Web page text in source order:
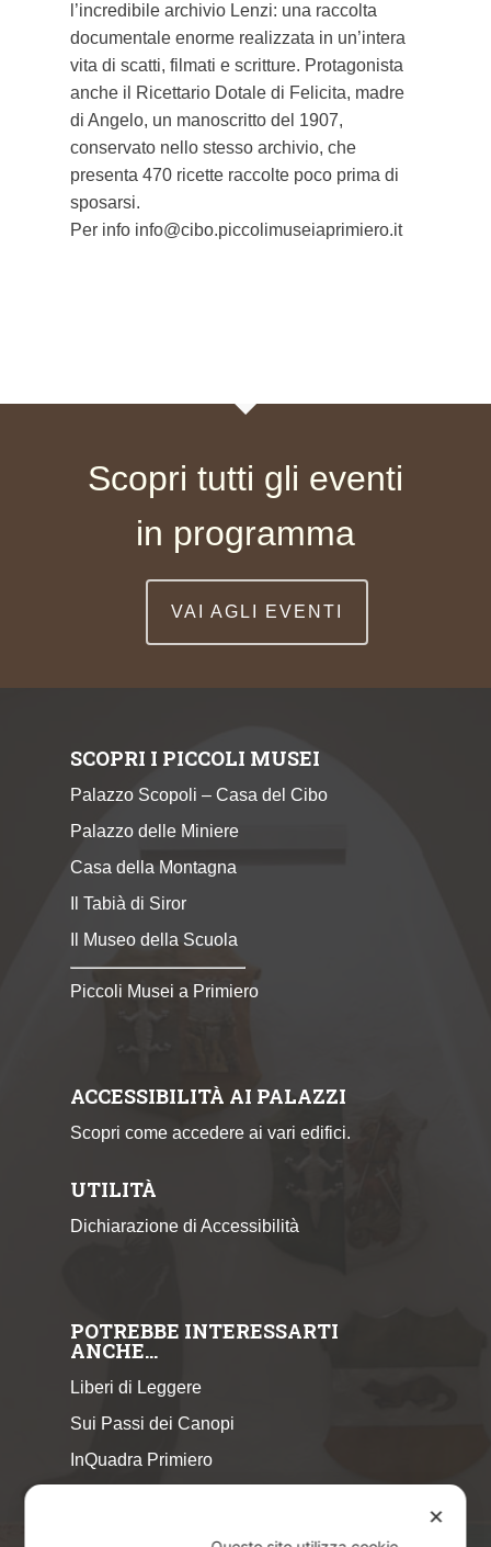
l’incredibile archivio Lenzi: una raccolta
documentale enorme realizzata in un’intera
vita di scatti, filmati e scritture. Protagonista
anche il Ricettario Dotale di Felicita, madre
di Angelo, un manoscritto del 1907,
conservato nello stesso archivio, che
presenta 470 ricette raccolte poco prima di
sposarsi.
Per info info@cibo.piccolimuseiaprimiero.it
Scopri tutti gli eventi
in programma
VAI AGLI EVENTI
SCOPRI I PICCOLI MUSEI
Palazzo Scopoli – Casa del Cibo
Palazzo delle Miniere
Casa della Montagna
Il Tabià di Siror
Il Museo della Scuola
Piccoli Musei a Primiero
ACCESSIBILITÀ AI PALAZZI
Scopri come accedere ai vari edifici.
UTILITÀ
Dichiarazione di Accessibilità
POTREBBE INTERESSARTI
ANCHE…
Liberi di Leggere
Sui Passi dei Canopi
InQuadra Primiero
✕